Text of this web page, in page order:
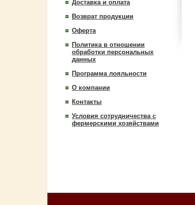
Доставка и оплата
Возврат продукции
Оферта
Политика в отношении
обработки персональных
данных
Программа лояльности
О компании
Контакты
Условия сотрудничества c
фермерскими хозяйствами